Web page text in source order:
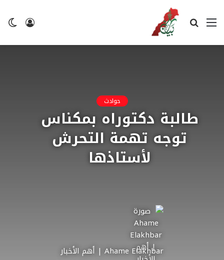
تسجيل
القائمة بحث
حوادث
طالبة دكتوراه بمكناس
توجه تهمة التحرش
لأستاذها
Ahame Elakhbar | أهم الأخبار